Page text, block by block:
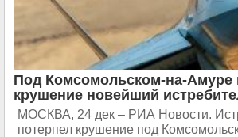
Под Комсомольском-на-Амуре
крушение новейший
МОСКВА, 24 дек – РИА Новости.
потерпел крушение под